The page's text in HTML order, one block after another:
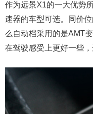
作为远景X1的一大优势
速器的车型可选。同价
么自动档采用的是AMT
在驾驶感受上更好一些